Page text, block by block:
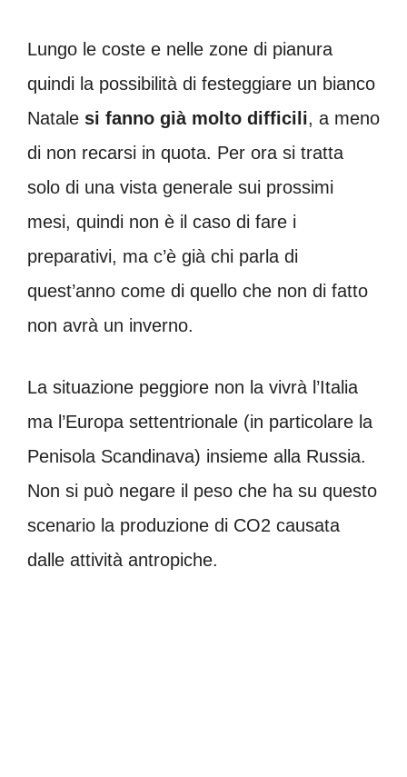
Lungo le coste e nelle zone di pianura
quindi la possibilità di festeggiare un bianco
Natale si fanno già molto difficili, a meno
di non recarsi in quota. Per ora si tratta
solo di una vista generale sui prossimi
mesi, quindi non è il caso di fare i
preparativi, ma c’è già chi parla di
quest’anno come di quello che non di fatto
non avrà un inverno.
La situazione peggiore non la vivrà l’Italia
ma l’Europa settentrionale (in particolare la
Penisola Scandinava) insieme alla Russia.
Non si può negare il peso che ha su questo
scenario la produzione di CO2 causata
dalle attività antropiche.